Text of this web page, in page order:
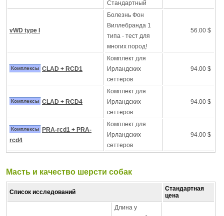
Стандартный
vWD type I
Болезнь Фон
Виллебранда 1
типа - тест для
многих пород!
56.00 $
Комплексы CLAD + RCD1
Комплект для
Ирландских
сеттеров
94.00 $
Комплексы CLAD + RCD4
Комплект для
Ирландских
сеттеров
94.00 $
Комплексы
PRA-rcd1 + PRA-
rcd4
Комплект для
Ирландских
сеттеров
94.00 $
Масть и качество шерсти собак
Список исследований
Стандартная
цена
Длина у